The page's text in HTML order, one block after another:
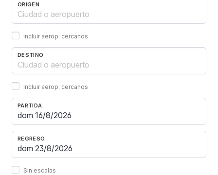
ORIGEN
Incluir aerop. cercanos
DESTINO
Incluir aerop. cercanos
PARTIDA
REGRESO
Sin escalas